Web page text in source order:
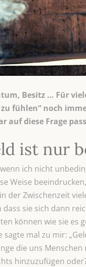
Besitz … Für
fühlen“ noch
auf diese Frage
ist nur
ich nicht
Weise
der Zwischenzeit
dass sie sich dann
können wie sie es
sagte mal zu mir:
die uns
hinzuzufügen